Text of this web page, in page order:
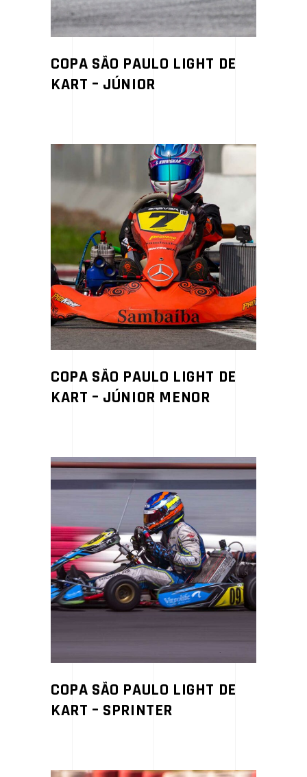
COPA SÃO PAULO LIGHT DE
KART – JÚNIOR
COPA SÃO PAULO LIGHT DE
KART – JÚNIOR MENOR
COPA SÃO PAULO LIGHT DE
KART – SPRINTER